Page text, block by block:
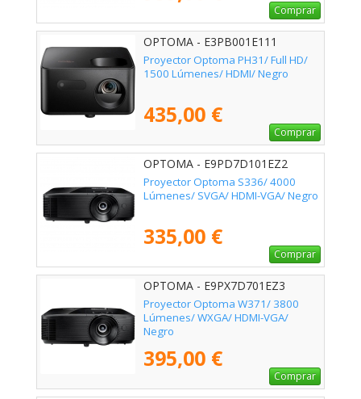
Comprar
OPTOMA - E3PB001E111
Proyector Optoma PH31/ Full HD/
1500 Lúmenes/ HDMI/ Negro
435,00 €
Comprar
OPTOMA - E9PD7D101EZ2
Proyector Optoma S336/ 4000
Lúmenes/ SVGA/ HDMI-VGA/ Negro
335,00 €
Comprar
OPTOMA - E9PX7D701EZ3
Proyector Optoma W371/ 3800
Lúmenes/ WXGA/ HDMI-VGA/
Negro
395,00 €
Comprar